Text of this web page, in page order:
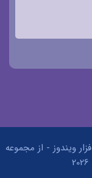
ویندوز - از مجموعه